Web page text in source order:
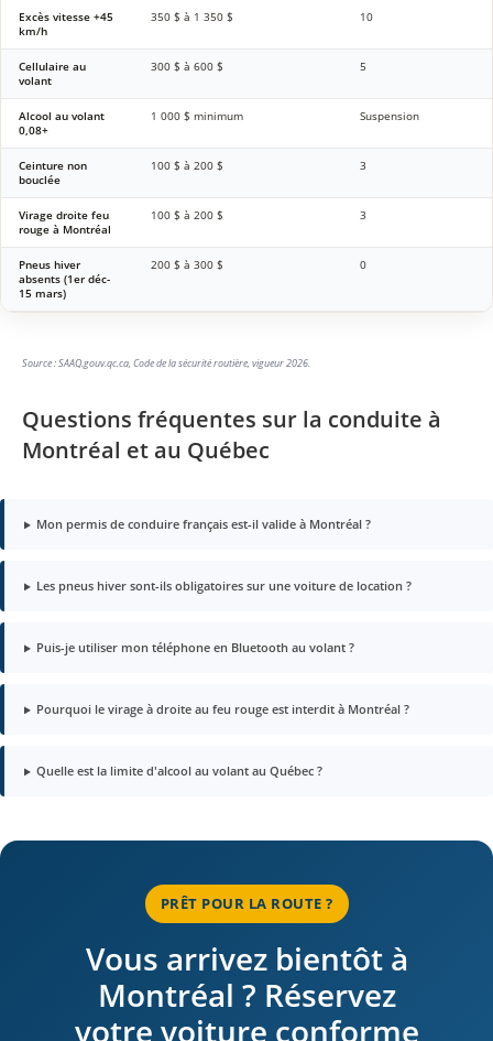
Excès vitesse +45
km/h
350 $ à 1 350 $ 10
Cellulaire au
volant
300 $ à 600 $ 5
Alcool au volant
0,08+
1 000 $ minimum Suspension
Ceinture non
bouclée
100 $ à 200 $ 3
Virage droite feu
rouge à Montréal
100 $ à 200 $ 3
Pneus hiver
absents (1er déc-
15 mars)
200 $ à 300 $ 0
Source : SAAQ.gouv.qc.ca, Code de la sécurité routière, vigueur 2026.
Questions fréquentes sur la conduite à
Montréal et au Québec
Mon permis de conduire français est-il valide à Montréal ?
Les pneus hiver sont-ils obligatoires sur une voiture de location ?
Puis-je utiliser mon téléphone en Bluetooth au volant ?
Pourquoi le virage à droite au feu rouge est interdit à Montréal ?
Quelle est la limite d'alcool au volant au Québec ?
PRÊT POUR LA ROUTE ?
Vous arrivez bientôt à
Montréal ? Réservez
votre voiture conforme